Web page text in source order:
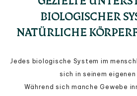
BIOLOGISCHER
NATÜRLICHE
Jedes biologische System im
sich in seinem eigenen
Während sich manche Gewebe